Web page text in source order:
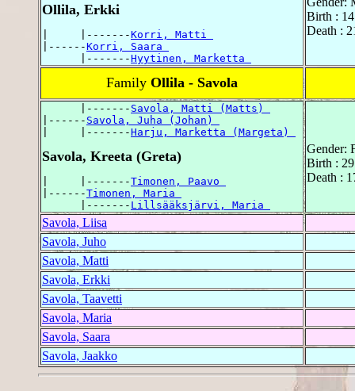
Ollila, Erkki
|     |-------Korri, Matti
|------Korri, Saara
      |-------
Hyytinen, Marketta
Birth :
Death :
Family Ollila - Savola
      |-------
Savola, Matti (Matts)
|------ Savola, Juha (Johan)
|     |-------Harju, Marketta (Margeta)
Savola, Kreeta (Greta)
|     |-------Timonen, Paavo
|------Timonen, Maria
      |-------
Lillsääksjärvi, Maria
Gender:
Birth :
Death :
Savola, Liisa
Savola, Juho
Savola, Matti
Savola, Erkki
Savola, Taavetti
Savola, Maria
Savola, Saara
Savola, Jaakko